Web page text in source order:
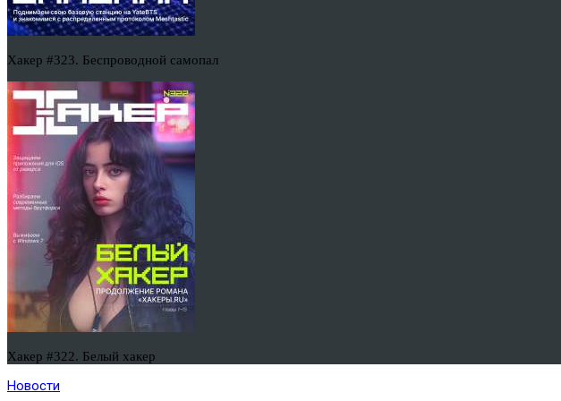
Хакер #323. Беспроводной самопал
Хакер #322. Белый хакер
Новости